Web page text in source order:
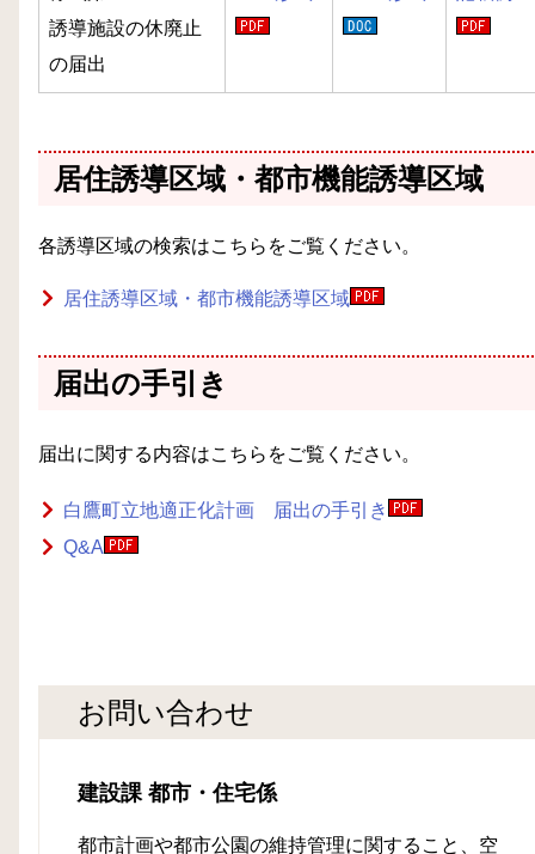
誘導施設の休廃止
の届出
居住誘導区域・都市機能誘導区域
各誘導区域の検索はこちらをご覧ください。
居住誘導区域・都市機能誘導区域
届出の手引き
届出に関する内容はこちらをご覧ください。
白鷹町立地適正化計画 届出の手引き
Q&A
お問い合わせ
建設課 都市・住宅係
都市計画や都市公園の維持管理に関すること、空